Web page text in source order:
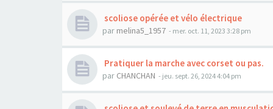
scoliose opérée et vélo électrique
par melina5_1957 - mer. oct. 11, 2023 3:28 pm
Pratiquer la marche avec corset ou pas.
par CHANCHAN - jeu. sept. 26, 2024 4:04 pm